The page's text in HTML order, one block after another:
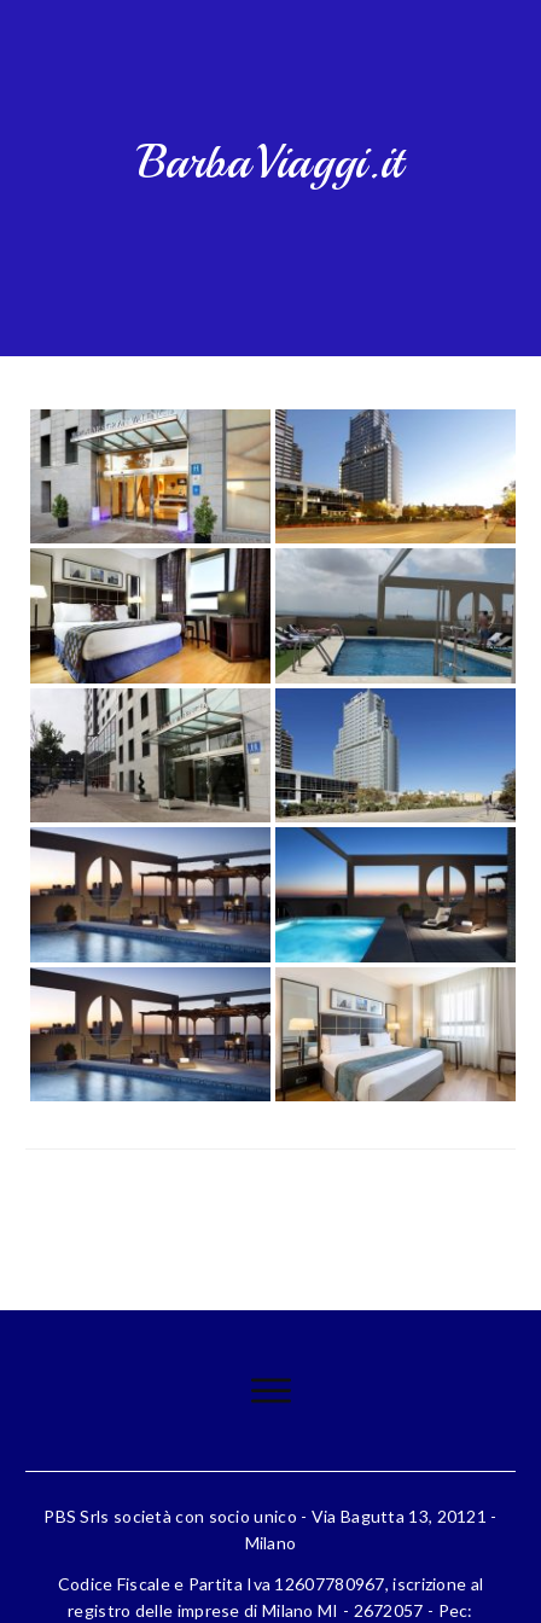
BarbaViaggi.it
PBS Srls società con socio unico - Via Bagutta 13, 20121 -
Milano
Codice Fiscale e Partita Iva 12607780967, iscrizione al
registro delle imprese di Milano MI - 2672057 - Pec: